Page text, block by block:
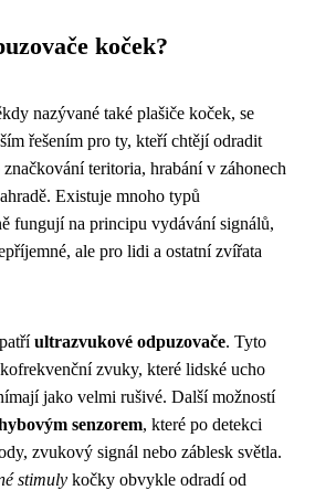
koček?
nazývané také plašiče koček, se
řešením pro ty, kteří chtějí odradit
teritoria, hrabání v záhonech
Existuje mnoho typů
fungují na principu vydávání signálů,
ale pro lidi a ostatní zvířata
ultrazvukové odpuzovače. Tyto
zvuky, které lidské ucho
jako velmi rušivé. Další možností
senzorem, které po detekci
zvukový signál nebo záblesk světla.
stimuly kočky obvykle odradí od